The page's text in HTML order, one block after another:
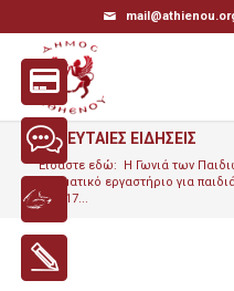
ΤΕΛΕΥΤΑΙΕΣ ΕΙΔΗΣΕΙΣ
Είσαστε εδώ: Η Γωνιά των
Βιωματικό εργαστήριο για
11.3.17...